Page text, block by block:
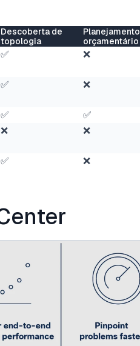
Descoberta de
topologia
Planejamento
orçamentário
✅ ❌
✅ ❌
✅ ✅
❌ ❌
✅ ❌